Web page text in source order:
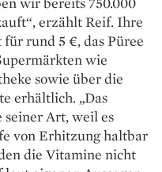
erzählt Reif. Ihre
rund 5 €, das Püree
wie
sowie über die
erhältlich. „Das
Art, weil es
von Erhitzung haltbar
die Vitamine nicht